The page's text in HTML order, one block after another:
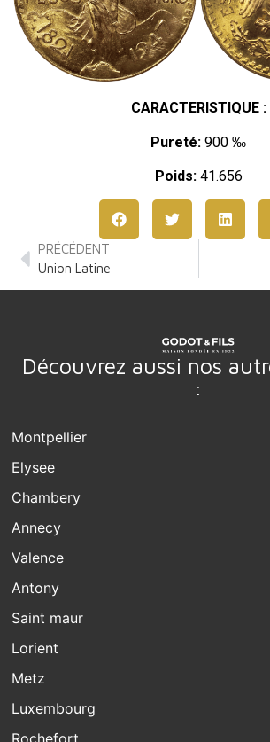
CARACTERISTIQUE :
Pureté: 900 ‰
Poids:41.656
PRÉCÉDENT
Union Latine
Découvrez aussi nos
:
Montpellier
Elysee
Chambery
Annecy
Valence
Antony
Saint maur
Lorient
Metz
Luxembourg
Rochefort